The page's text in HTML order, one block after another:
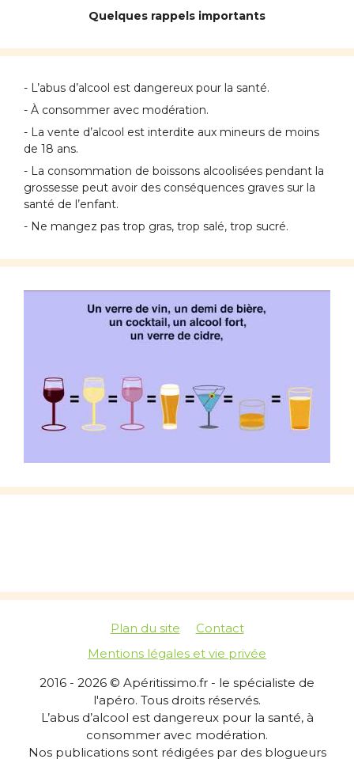
Quelques rappels importants
- L’abus d’alcool est dangereux pour la santé.
- À consommer avec modération.
- La vente d’alcool est interdite aux mineurs de moins
de 18 ans.
- La consommation de boissons alcoolisées pendant la
grossesse peut avoir des conséquences graves sur la
santé de l’enfant.
- Ne mangez pas trop gras, trop salé, trop sucré.
Plan du site
Contact
Mentions légales et vie privée
2016 - 2026 © Apéritissimo.fr - le spécialiste de
l'apéro. Tous droits réservés.
L’abus d’alcool est dangereux pour la santé, à
consommer avec modération.
Nos publications sont rédigées par des blogueurs